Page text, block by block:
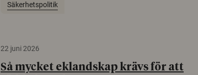
Säkerhetspolitik
22 juni 2026
Så mycket eklandskap krävs för att